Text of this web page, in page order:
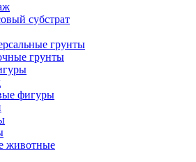
субстрат
грунты
грунты
фигуры
животные